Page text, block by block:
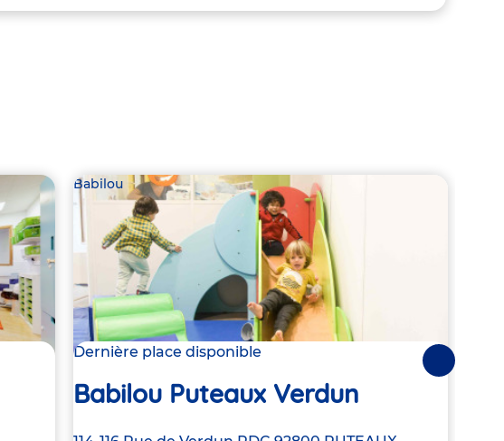
Babilou
Dernière place disponible
Babilou Puteaux Verdun
Suivantes